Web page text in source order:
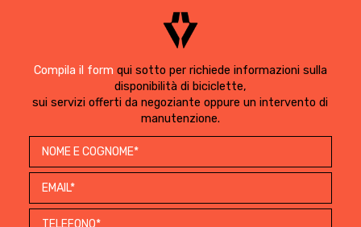
Compila il form qui sotto per richiede informazioni sulla
disponibilità di biciclette,
sui servizi offerti da negoziante oppure un intervento di
manutenzione.